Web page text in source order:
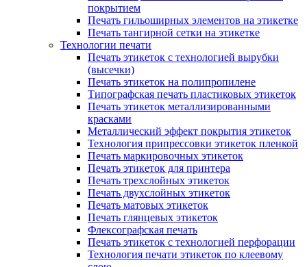
покрытием
Печать гильоширных элементов на этикетке
Печать тангирной сетки на этикетке
Технологии печати
Печать этикеток с технологией вырубки
(высечки)
Печать этикеток на полипропилене
Типографская печать пластиковых этикеток
Печать этикеток металлизированными
красками
Металлический эффект покрытия этикеток
Технология припрессовки этикеток пленкой
Печать маркировочных этикеток
Печать этикеток для принтера
Печать трехслойных этикеток
Печать двухслойных этикеток
Печать матовых этикеток
Печать глянцевых этикеток
Флексографская печать
Печать этикеток с технологией перфорации
Технология печати этикеток по клеевому